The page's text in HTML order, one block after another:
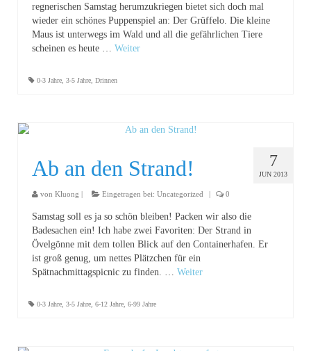
regnerischen Samstag herumzukriegen bietet sich doch mal
wieder ein schönes Puppenspiel an: Der Grüffelo. Die kleine
Maus ist unterwegs im Wald und all die gefährlichen Tiere
scheinen es heute … Weiter
0-3 Jahre, 3-5 Jahre, Drinnen
7
JUN 2013
Ab an den Strand!
von Kluong Eingetragen bei: Uncategorized 0
Samstag soll es ja so schön bleiben! Packen wir also die
Badesachen ein! Ich habe zwei Favoriten: Der Strand in
Övelgönne mit dem tollen Blick auf den Containerhafen. Er
ist groß genug, um nettes Plätzchen für ein
Spätnachmittagspicnic zu finden. … Weiter
0-3 Jahre, 3-5 Jahre, 6-12 Jahre, 6-99 Jahre